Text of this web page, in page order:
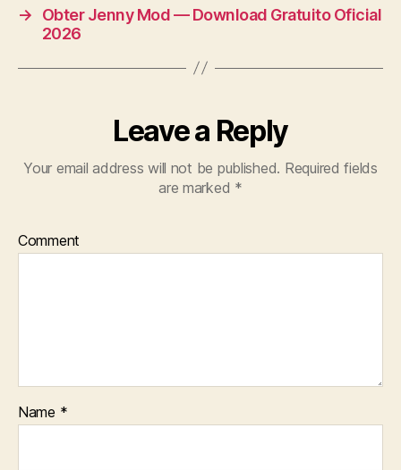
→
Obter Jenny Mod — Download Gratuito Oficial
2026
Leave a Reply
Your email address will not be published. Required fields
are marked *
Comment
Name *